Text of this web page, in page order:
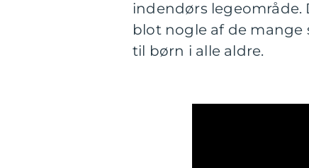
indendørs legeområde.
blot nogle af de mange
til børn i alle aldre.